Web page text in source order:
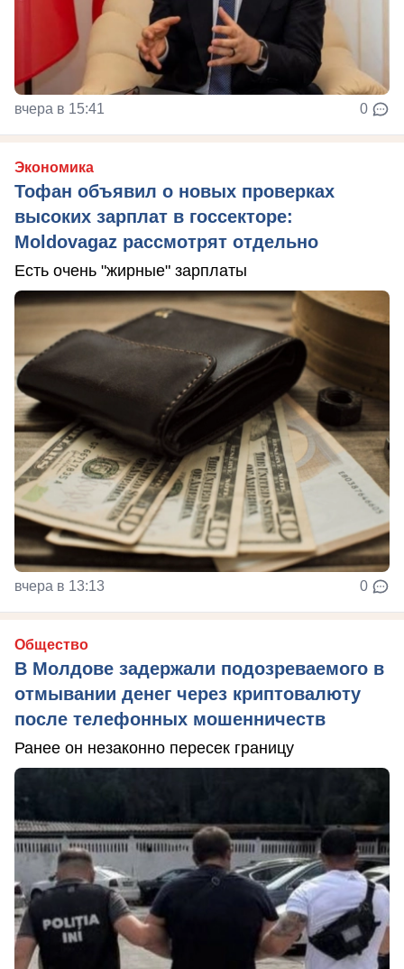
вчера в 15:41 0
Экономика
Тофан объявил о новых проверках
высоких зарплат в госсекторе:
Moldovagaz рассмотрят отдельно
Есть очень "жирные" зарплаты
вчера в 13:13 0
Общество
В Молдове задержали подозреваемого в
отмывании денег через криптовалюту
после телефонных мошенничеств
Ранее он незаконно пересек границу